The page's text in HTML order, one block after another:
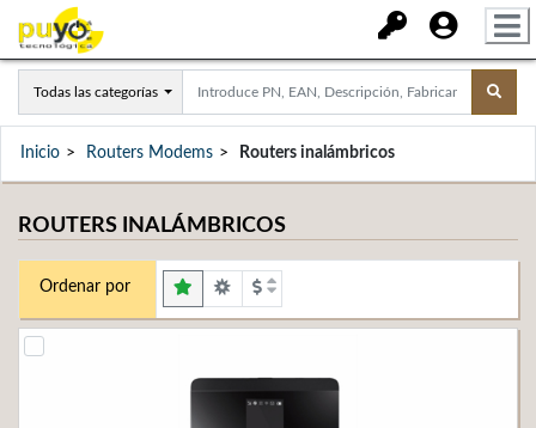
Todas las categorías
Inicio Routers Modems Routers inalámbricos
ROUTERS INALÁMBRICOS
Ordenar por